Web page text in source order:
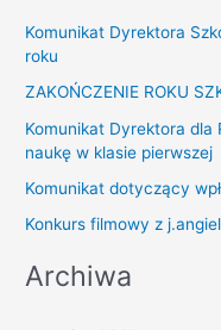
Komunikat Dyrektora
roku
ZAKOŃCZENIE ROKU
Komunikat Dyrektora dla
naukę w klasie pierwszej
Komunikat dotyczący
Konkurs filmowy z
Archiwa